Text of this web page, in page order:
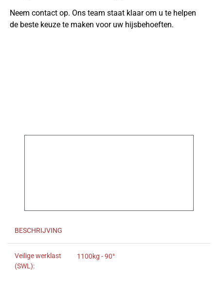
Neem contact op. Ons team staat klaar om u te helpen
de beste keuze te maken voor uw hijsbehoeften.
BESCHRIJVING
Veilige werklast
(SWL):
1100kg - 90°